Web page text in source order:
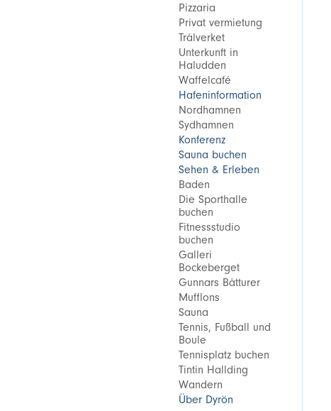
Pizzaria
Privat vermietung
Trålverket
Unterkunft in
Haludden
Waffelcafé
Hafeninformation
Nordhamnen
Sydhamnen
Konferenz
Sauna buchen
Sehen & Erleben
Baden
Die Sporthalle
buchen
Fitnessstudio
buchen
Galleri
Bockeberget
Gunnars Båtturer
Mufflons
Sauna
Tennis, Fußball und
Boule
Tennisplatz buchen
Tintin Hallding
Wandern
Über Dyrön